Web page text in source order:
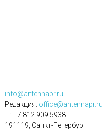
info@antennapr.ru
Редакция: office@antennapr.ru
T.: +7 812 909 5938
191119, Санкт-Петербург